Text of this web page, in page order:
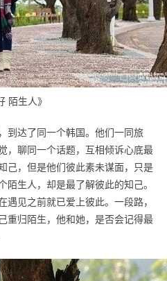
陌生人》
到达了同一个韩国。他们一同旅
，聊同一个话题，互相倾诉心底最
己，但是他们彼此素未谋面，只是
生人，却是最了解彼此的知己。
见之前就已爱上彼此。一段路，
重归陌生，他和她，是否会记得最